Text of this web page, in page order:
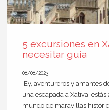
5 excursiones en
necesitar guía
08/08/2023
¡Ey, aventureros y amantes
una escapada a Xátiva,
mundo de maravillas